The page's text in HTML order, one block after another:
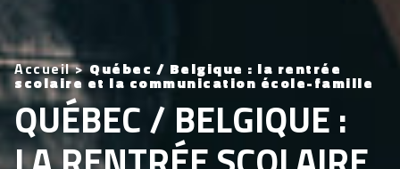
Accueil>Québec / Belgique : la rentrée
scolaire et la communication école-famille
QUÉBEC / BELGIQUE :